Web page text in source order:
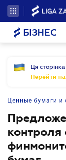
БІЗНЕС
Ця
Перейти на
Ценные бумаги